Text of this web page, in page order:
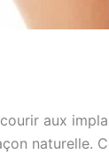
aux
naturelle.